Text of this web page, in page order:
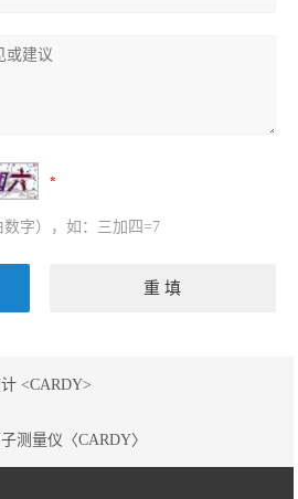
字），如：三加四=7
<CARDY>
测量仪〈CARDY〉